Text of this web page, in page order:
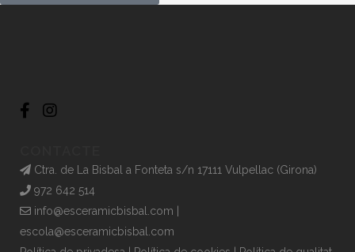
Ctra. de La Bisbal a Fonteta s/n 17111 Vulpellac (Girona)
972 642 514
info@esceramicbisbal.com
escola@esceramicbisbal.com